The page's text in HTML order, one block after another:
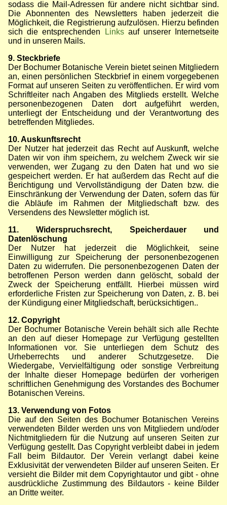
sodass die Mail-Adressen für andere nicht sichtbar sind.
Die Abonnenten des Newsletters haben jederzeit die
Möglichkeit, die Registrierung aufzulösen. Hierzu befinden
sich die entsprechenden
Links auf unserer Internetseite
und in unseren Mails.
9. Steckbriefe
Der Bochumer Botanische Verein bietet seinen Mitgliedern
an, einen persönlichen Steckbrief in einem vorgegebenen
Format auf unseren Seiten zu veröffentlichen. Er wird vom
Schriftleiter nach Angaben des Mitglieds erstellt. Welche
personenbezogenen Daten dort aufgeführt werden,
unterliegt der Entscheidung und der Verantwortung des
betreffenden Mitgliedes.
10. Auskunftsrecht
Der Nutzer hat jederzeit das Recht auf Auskunft, welche
Daten wir von ihm speichern, zu welchem Zweck wir sie
verwenden, wer Zugang zu den Daten hat und wo sie
gespeichert werden. Er hat außerdem das Recht auf die
Berichtigung und Vervollständigung der Daten bzw. die
Einschränkung der Verwendung der Daten, sofern das für
die Abläufe im Rahmen der Mitgliedschaft bzw. des
Versendens des Newsletter möglich ist.
11. Widerspruchsrecht, Speicherdauer und
Datenlöschung
Der Nutzer hat jederzeit die Möglichkeit, seine
Einwilligung zur Speicherung der personenbezogenen
Daten zu widerrufen. Die personenbezogenen Daten der
betroffenen Person werden dann gelöscht, sobald der
Zweck der Speicherung entfällt. Hierbei müssen wird
erforderliche Fristen zur Speicherung von Daten, z. B. bei
der Kündigung einer Mitgliedschaft, berücksichtigen..
12. Copyright
Der Bochumer Botanische Verein behält sich alle Rechte
an den auf dieser Homepage zur Verfügung gestellten
Informationen vor. Sie unterliegen dem Schutz des
Urheberrechts und anderer Schutzgesetze. Die
Wiedergabe, Vervielfältigung oder sonstige Verbreitung
der Inhalte dieser Homepage bedürfen der vorherigen
schriftlichen Genehmigung des Vorstandes des Bochumer
Botanischen Vereins.
13. Verwendung von Fotos
Die auf den Seiten des Bochumer Botanischen Vereins
verwendeten Bilder werden uns von Mitgliedern und/oder
Nichtmitgliedern für die Nutzung auf unseren Seiten zur
Verfügung gestellt. Das Copyright verbleibt dabei in jedem
Fall beim Bildautor. Der Verein verlangt dabei keine
Exklusivität der verwendeten Bilder auf unseren Seiten. Er
versieht die Bilder mit dem Copyrightautor und gibt - ohne
ausdrückliche Zustimmung des Bildautors - keine Bilder
an Dritte weiter.